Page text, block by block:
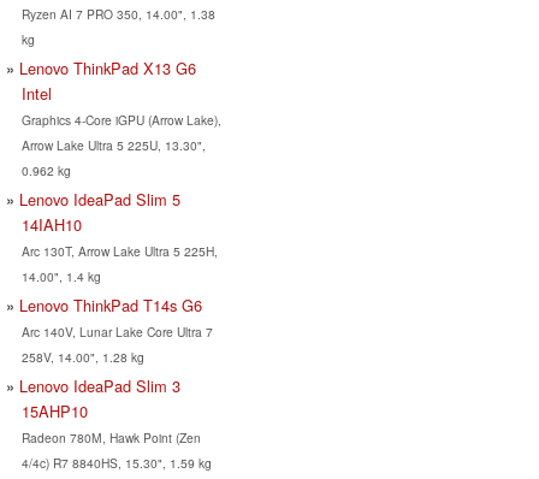
Ryzen AI 7 PRO 350, 14.00", 1.38
kg
Lenovo ThinkPad X13 G6
Intel
Graphics 4-Core iGPU (Arrow Lake),
Arrow Lake Ultra 5 225U, 13.30",
0.962 kg
Lenovo IdeaPad Slim 5
14IAH10
Arc 130T, Arrow Lake Ultra 5 225H,
14.00", 1.4 kg
Lenovo ThinkPad T14s G6
Arc 140V, Lunar Lake Core Ultra 7
258V, 14.00", 1.28 kg
Lenovo IdeaPad Slim 3
15AHP10
Radeon 780M, Hawk Point (Zen
4/4c) R7 8840HS, 15.30", 1.59 kg